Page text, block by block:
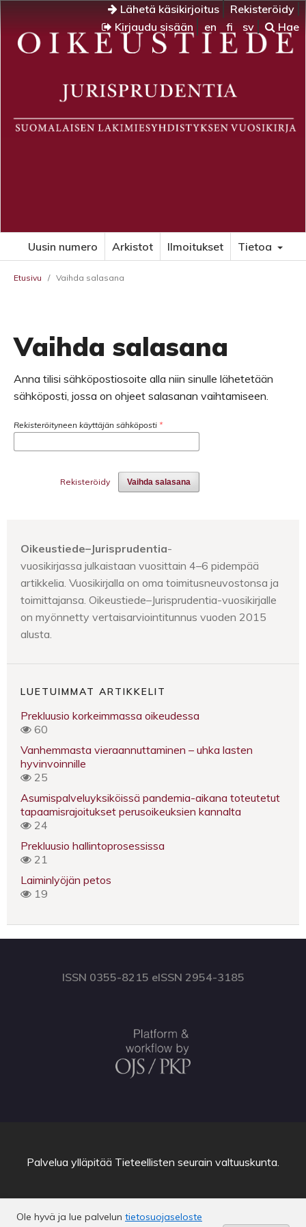
Lähetä käsikirjoitus
Rekisteröidy
Kirjaudu sisään
en fi sv Hae
Uusin numero Arkistot Ilmoitukset Tietoa
Etusivu / Vaihda salasana
Vaihda salasana
Anna tilisi sähköpostiosoite alla niin sinulle lähetetään
sähköposti, jossa on ohjeet salasanan vaihtamiseen.
Rekisteröityneen käyttäjän sähköposti *
Vaihda salasana
Rekisteröidy
Oikeustiede–Jurisprudentia-
vuosikirjassa julkaistaan vuosittain 4–6 pidempää
artikkelia. Vuosikirjalla on oma toimitusneuvostonsa ja
toimittajansa. Oikeustiede–Jurisprudentia-vuosikirjalle
on myönnetty vertaisarviointitunnus vuoden 2015
alusta.
LUETUIMMAT ARTIKKELIT
Prekluusio korkeimmassa oikeudessa
60
Vanhemmasta vieraannuttaminen – uhka lasten
hyvinvoinnille
25
Asumispalveluyksiköissä pandemia-aikana toteutetut
tapaamisrajoitukset perusoikeuksien kannalta
24
Prekluusio hallintoprosessissa
21
Laiminlyöjän petos
19
ISSN 0355-8215 eISSN 2954-3185
Ole hyvä ja lue palvelun tietosuojaseloste
Palvelua ylläpitää Tieteellisten seurain valtuuskunta